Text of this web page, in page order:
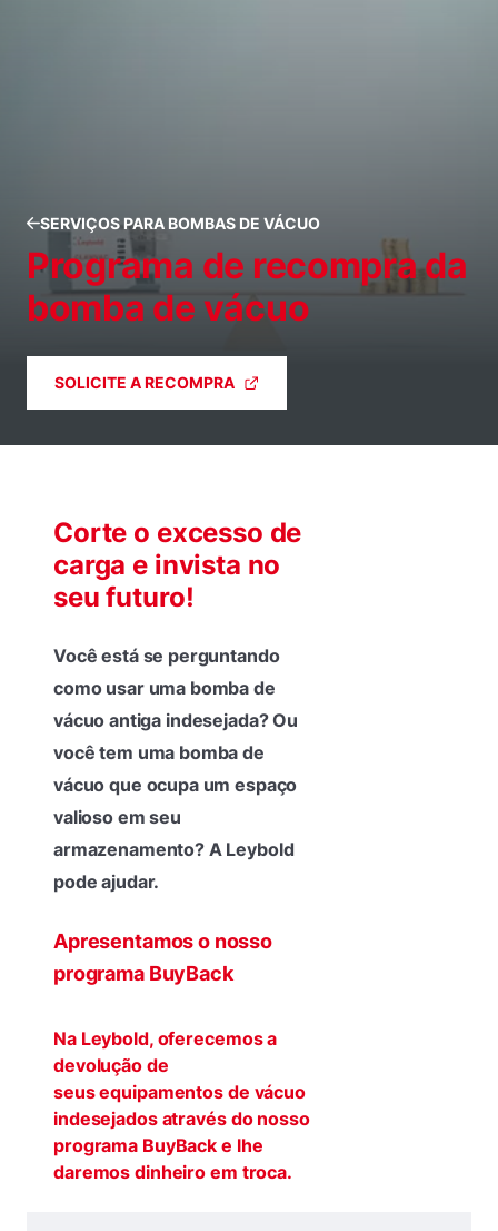
SERVIÇOS PARA BOMBAS DE VÁCUO
Programa de recompra da
bomba de vácuo
SOLICITE A RECOMPRA
Corte o excesso de
carga e invista no
seu futuro!
Você está se perguntando
como usar uma bomba de
vácuo antiga indesejada? Ou
você tem uma bomba de
vácuo que ocupa um espaço
valioso em seu
armazenamento? A Leybold
pode ajudar.
Apresentamos o nosso
programa BuyBack
Na Leybold, oferecemos a
devolução de
seus equipamentos de vácuo
indesejados através do nosso
programa BuyBack e lhe
daremos dinheiro em troca.